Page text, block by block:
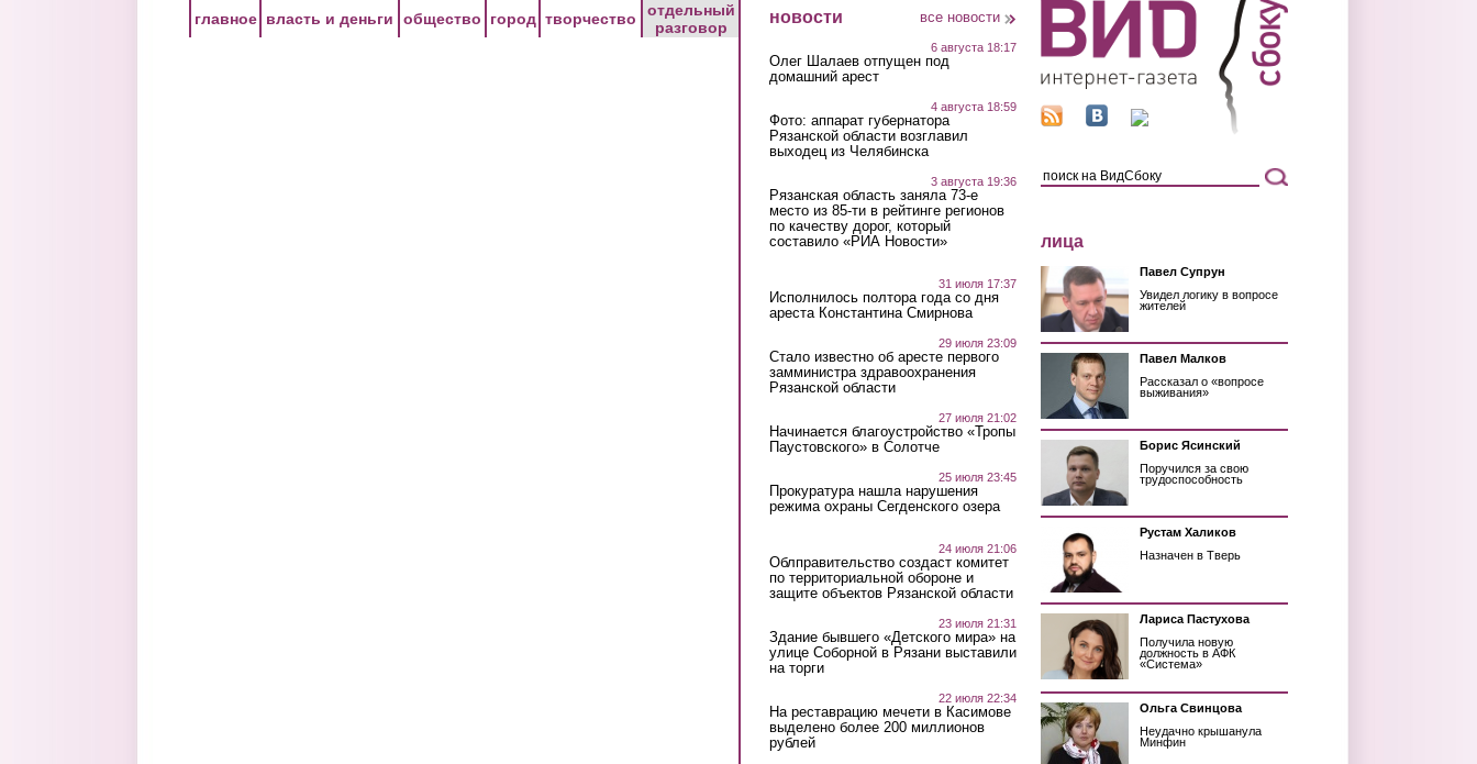
главное власть и деньги общество город творчество
отдельный
разговор
новости все новости
6 августа 18:17
Олег Шалаев отпущен под
домашний арест
4 августа 18:59
Фото: аппарат губернатора
Рязанской области возглавил
выходец из Челябинска
3 августа 19:36
Рязанская область заняла 73-е
место из 85-ти в рейтинге регионов
по качеству дорог, который
составило «РИА Новости»
31 июля 17:37
Исполнилось полтора года со дня
ареста Константина Смирнова
29 июля 23:09
Стало известно об аресте первого
замминистра здравоохранения
Рязанской области
27 июля 21:02
Начинается благоустройство «Тропы
Паустовского» в Солотче
25 июля 23:45
Прокуратура нашла нарушения
режима охраны Сегденского озера
24 июля 21:06
Облправительство создаст комитет
по территориальной обороне и
защите объектов Рязанской области
23 июля 21:31
Здание бывшего «Детского мира» на
улице Соборной в Рязани выставили
на торги
22 июля 22:34
На реставрацию мечети в Касимове
выделено более 200 миллионов
рублей
лица
Павел Супрун
Увидел логику в вопросе
жителей
Павел Малков
Рассказал о «вопросе
выживания»
Борис Ясинский
Поручился за свою
трудоспособность
Рустам Халиков
Назначен в Тверь
Лариса Пастухова
Получила новую
должность в АФК
«Система»
Ольга Свинцова
Неудачно крышанула
Минфин